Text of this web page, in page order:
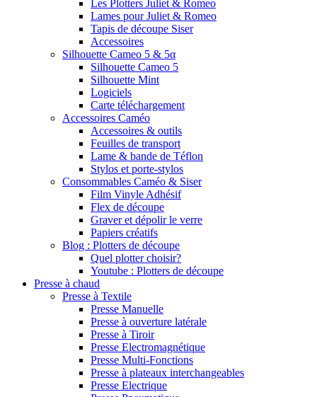
Les Plotters Juliet & Romeo
Lames pour Juliet & Romeo
Tapis de découpe Siser
Accessoires
Silhouette Cameo 5 & 5α
Silhouette Cameo 5
Silhouette Mint
Logiciels
Carte téléchargement
Accessoires Caméo
Accessoires & outils
Feuilles de transport
Lame & bande de Téflon
Stylos et porte-stylos
Consommables Caméo & Siser
Film Vinyle Adhésif
Flex de découpe
Graver et dépolir le verre
Papiers créatifs
Blog : Plotters de découpe
Quel plotter choisir?
Youtube : Plotters de découpe
Presse à chaud
Presse à Textile
Presse Manuelle
Presse à ouverture latérale
Presse à Tiroir
Presse Electromagnétique
Presse Multi-Fonctions
Presse à plateaux interchangeables
Presse Electrique